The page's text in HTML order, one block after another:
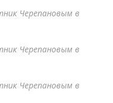
Черепановым в
Черепановым в
Черепановым в